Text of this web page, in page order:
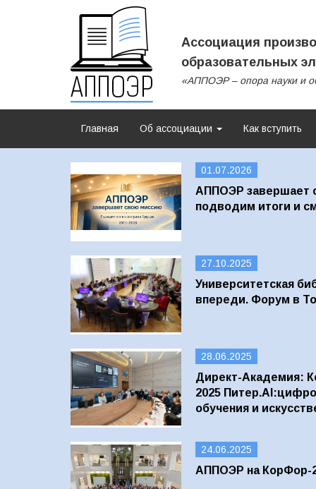
Ассоциация
образовательных
«АППОЭР – опора науки и
Главная Об ассоциации Как вступить
01.07.2026
АППОЭР завершает
подводим итоги и
27.10.2025
Университетская
впереди. Форум в
28.06.2025
Директ-Академия:
2025
обучения и
24.06.2025
АППОЭР на КорФор-